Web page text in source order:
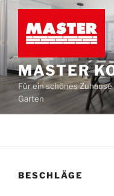
MASTER
Für ein schönes
Garten
BESCHLÄGE